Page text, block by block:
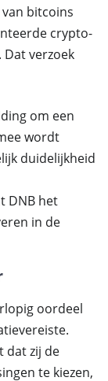
bitcoins
crypto-
verzoek
om een
wordt
duidelijkheid
DNB het
in de
oordeel
dat zij de
te kiezen,